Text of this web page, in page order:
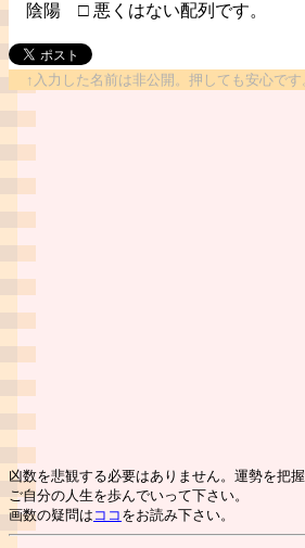
陰陽 □ 悪くはない配列です。
↑入力した名前は非公開。押しても安心です
凶数を悲観する必要はありません。運勢を把
ご自分の人生を歩んでいって下さい。
画数の疑問は ココ をお読み下さい。